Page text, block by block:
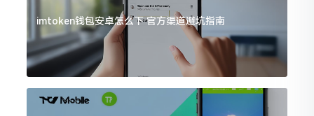
imtoken钱包安卓怎么下 官方渠道避坑指南